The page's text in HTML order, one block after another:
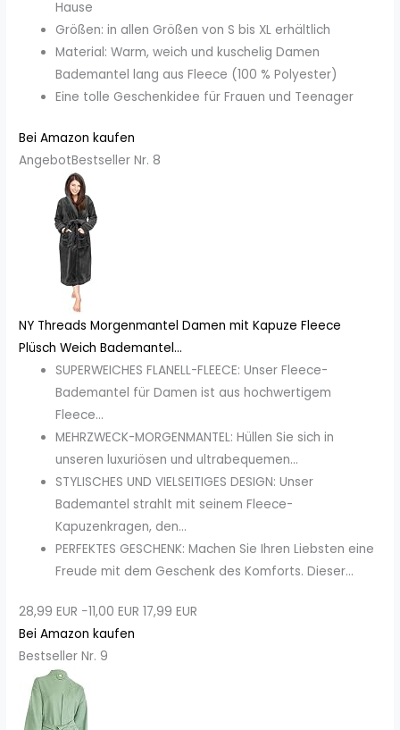
Hause
Größen: in allen Größen von S bis XL erhältlich
Material: Warm, weich und kuschelig Damen
Bademantel lang aus Fleece (100 % Polyester)
Eine tolle Geschenkidee für Frauen und Teenager
Bei Amazon kaufen
AngebotBestseller Nr. 8
NY Threads Morgenmantel Damen mit Kapuze Fleece
Plüsch Weich Bademantel...
SUPERWEICHES FLANELL-FLEECE: Unser Fleece-
Bademantel für Damen ist aus hochwertigem
Fleece...
MEHRZWECK-MORGENMANTEL: Hüllen Sie sich in
unseren luxuriösen und ultrabequemen...
STYLISCHES UND VIELSEITIGES DESIGN: Unser
Bademantel strahlt mit seinem Fleece-
Kapuzenkragen, den...
PERFEKTES GESCHENK: Machen Sie Ihren Liebsten eine
Freude mit dem Geschenk des Komforts. Dieser...
28,99 EUR −11,00 EUR 17,99 EUR
Bei Amazon kaufen
Bestseller Nr. 9